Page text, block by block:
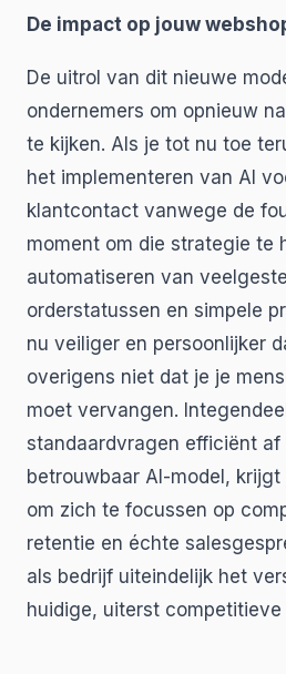
De impact op jouw
De uitrol van dit nieuwe
ondernemers om opnieuw
te kijken. Als je tot nu toe
het implementeren van AI
klantcontact vanwege de
moment om die strategie te
automatiseren van
orderstatussen en simpele
nu veiliger en persoonlijker
overigens niet dat je je
moet vervangen.
standaardvragen efficiënt
betrouwbaar AI-model,
om zich te focussen op
retentie en échte
als bedrijf uiteindelijk het
huidige, uiterst